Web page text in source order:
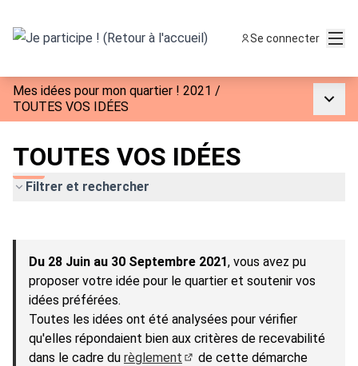
Se connecter
Mes idées pour mon quartier ! 2021 /
TOUTES VOS IDÉES
TOUTES VOS IDÉES
Filtrer et rechercher
−
Du 28 Juin au 30 Septembre 2021, vous avez pu
proposer votre idée pour le quartier et soutenir vos
idées préférées.
Toutes les idées ont été analysées pour vérifier
qu'elles répondaient bien aux critères de recevabilité
dans le cadre du règlement
de cette démarche